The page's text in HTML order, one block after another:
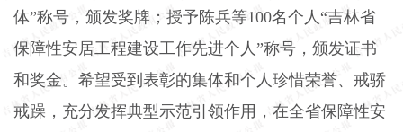
体”称号，颁发奖牌；授予陈兵等100名个人“吉林省
保障性安居工程建设工作先进个人”称号，颁发证书
和奖金。希望受到表彰的集体和个人珍惜荣誉、戒骄
戒躁，充分发挥典型示范引领作用，在全省保障性安